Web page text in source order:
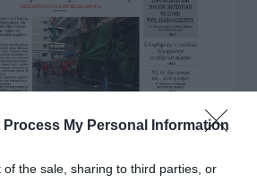
Process My Personal Information
of the sale, sharing to third parties, or